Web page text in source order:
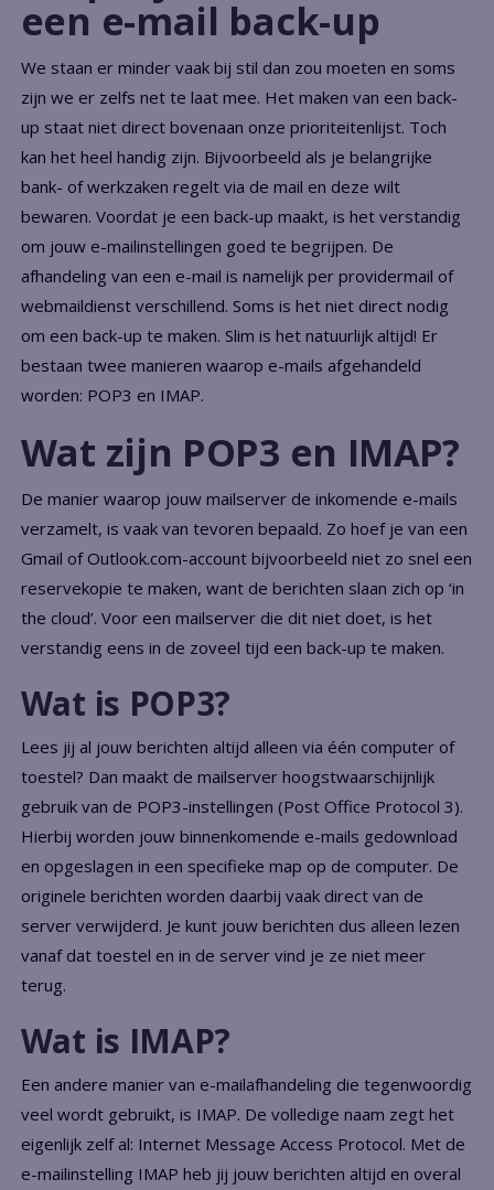
een e-mail back-up
We staan er minder vaak bij stil dan zou moeten en soms
zijn we er zelfs net te laat mee. Het maken van een back-
up staat niet direct bovenaan onze prioriteitenlijst. Toch
kan het heel handig zijn. Bijvoorbeeld als je belangrijke
bank- of werkzaken regelt via de mail en deze wilt
bewaren. Voordat je een back-up maakt, is het verstandig
om jouw e-mailinstellingen goed te begrijpen. De
afhandeling van een e-mail is namelijk per providermail of
webmaildienst verschillend. Soms is het niet direct nodig
om een back-up te maken. Slim is het natuurlijk altijd! Er
bestaan twee manieren waarop e-mails afgehandeld
worden: POP3 en IMAP.
Wat zijn POP3 en IMAP?
De manier waarop jouw mailserver de inkomende e-mails
verzamelt, is vaak van tevoren bepaald. Zo hoef je van een
Gmail of Outlook.com-account bijvoorbeeld niet zo snel een
reservekopie te maken, want de berichten slaan zich op ‘in
the cloud’. Voor een mailserver die dit niet doet, is het
verstandig eens in de zoveel tijd een back-up te maken.
Wat is POP3?
Lees jij al jouw berichten altijd alleen via één computer of
toestel? Dan maakt de mailserver hoogstwaarschijnlijk
gebruik van de POP3-instellingen (Post Office Protocol 3).
Hierbij worden jouw binnenkomende e-mails gedownload
en opgeslagen in een specifieke map op de computer. De
originele berichten worden daarbij vaak direct van de
server verwijderd. Je kunt jouw berichten dus alleen lezen
vanaf dat toestel en in de server vind je ze niet meer
terug.
Wat is IMAP?
Een andere manier van e-mailafhandeling die tegenwoordig
veel wordt gebruikt, is IMAP. De volledige naam zegt het
eigenlijk zelf al: Internet Message Access Protocol. Met de
e-mailinstelling IMAP heb jij jouw berichten altijd en overal